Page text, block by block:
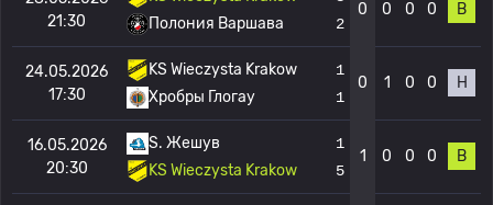
21:30
Полония Варшава
2
0 0 0 0 В
24.05.2026
17:30
KS Wieczysta Krakow
Хробры Глогау
1
1
0 1 0 0 Н
16.05.2026
20:30
S. Жешув
KS Wieczysta Krakow
1
5
1 0 0 0 В